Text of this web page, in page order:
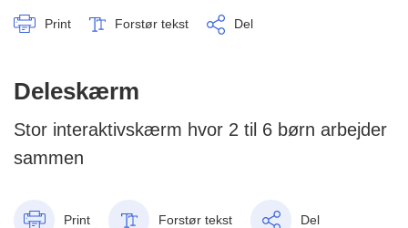
Print Forstør tekst Del
Deleskærm
Stor interaktivskærm hvor 2 til 6 børn arbejder
sammen
Print Forstør tekst Del